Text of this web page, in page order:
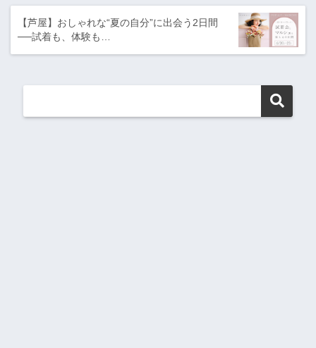
【芦屋】おしゃれな“夏の自分”に出会う2日間
──試着も、体験も…